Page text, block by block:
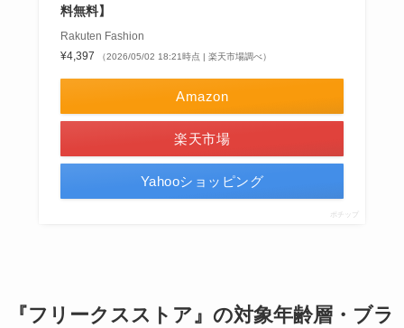
料無料】
Rakuten Fashion
¥4,397
（2026/05/02 18:21時点 | 楽天市場調べ）
Amazon
楽天市場
Yahooショッピング
ポチップ
『フリークスストア』の対象年齢層・ブラ